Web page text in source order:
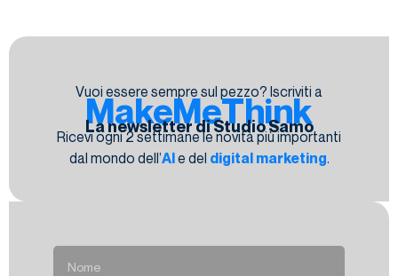
Vuoi essere sempre sul pezzo? Iscriviti a
MakeMeThink
La newsletter di Studio Samo
Ricevi ogni 2 settimane le novità più importanti
dal mondo dell’AIe del digital marketing.